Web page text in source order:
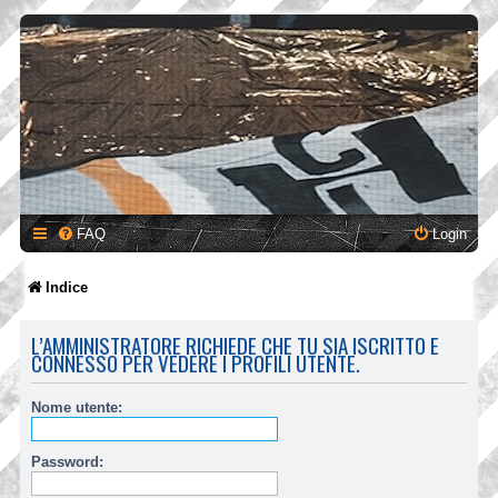
FAQ Login
Indice
L’AMMINISTRATORE RICHIEDE CHE TU SIA ISCRITTO E
CONNESSO PER VEDERE I PROFILI UTENTE.
Nome utente:
Password: